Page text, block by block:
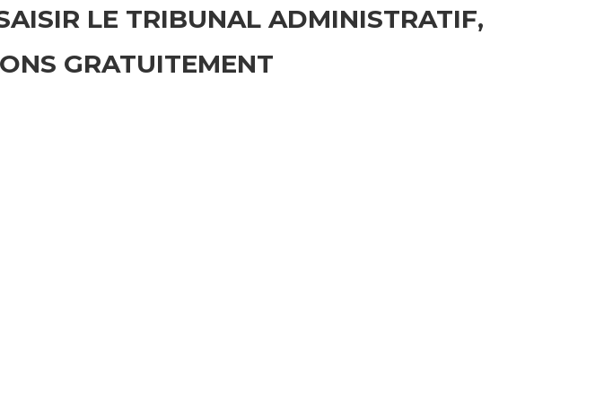
LE TRIBUNAL ADMINISTRATIF,
GRATUITEMENT